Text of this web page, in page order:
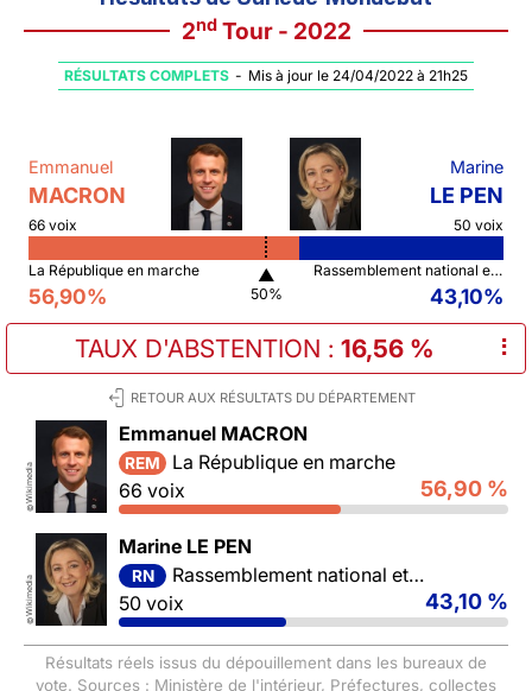
2ndTour - 2022
RÉSULTATS COMPLETS - Mis à jour le 24/04/2022 à 21h25
Emmanuel
MACRON
66 voix
Marine
LE PEN
50 voix
La République en marche
56,90%
▲
50%
Rassemblement national et ses alliés
43,10%
TAUX D'ABSTENTION : 16,56 % ⠇
RETOUR AUX RÉSULTATS DU DÉPARTEMENT
©
Wikimedia
Emmanuel MACRON
REM
La République en marche
66 voix
56,90 %
©
Wikimedia
Marine LE PEN
RN
Rassemblement national et ses alliés
50 voix
43,10 %
Résultats réels issus du dépouillement dans les bureaux de
vote. Sources : Ministère de l'intérieur, Préfectures, collectes